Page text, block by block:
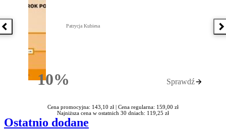
Poprzednia książka
10%Rabatu
Patrycja Kubiesa
Sprawdź
Cena promocyjna: 143,10 zł | Cena regularna: 159,00 zł
Najniższa cena w ostatnich 30 dniach: 119,25 zł
Ostatnio dodane